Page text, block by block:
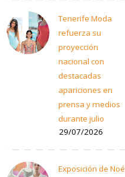
Tenerife Moda
refuerza su
proyección
nacional con
destacadas
apariciones en
prensa y medios
durante julio
29/07/2026
Exposición de Noé